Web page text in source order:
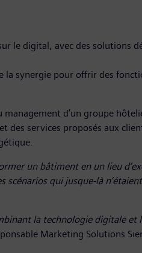
le digital, avec des solutions
la synergie pour offrir des
d’un groupe
services proposés aux
un bâtiment en un lieu
scénarios qui jusque-là
la technologie digitale et
Marketing Solutions